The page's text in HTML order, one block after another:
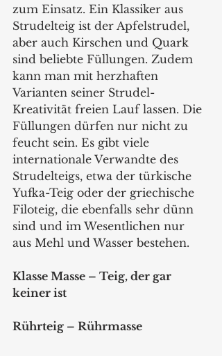
zum Einsatz. Ein Klassiker aus
Strudelteig ist der Apfelstrudel,
aber auch Kirschen und Quark
sind beliebte Füllungen. Zudem
kann man mit herzhaften
Varianten seiner Strudel-
Kreativität freien Lauf lassen. Die
Füllungen dürfen nur nicht zu
feucht sein. Es gibt viele
internationale Verwandte des
Strudelteigs, etwa der türkische
Yufka-Teig oder der griechische
Filoteig, die ebenfalls sehr dünn
sind und im Wesentlichen nur
aus Mehl und Wasser bestehen.
Klasse Masse – Teig, der gar
keiner ist
Rührteig – Rührmasse